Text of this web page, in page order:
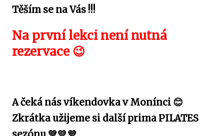
Těším se na Vás !!!
Na první lekci není nutná
rezervace 😉
A čeká nás víkendovka v Monínci 😊
Zkrátka užijeme si další prima PILATES